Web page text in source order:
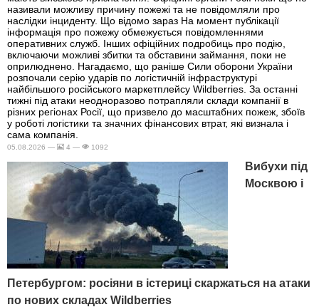
називали можливу причину пожежі та не повідомляли про
наслідки інциденту. Що відомо зараз На момент публікації
інформація про пожежу обмежується повідомленнями
оперативних служб. Інших офіційних подробиць про подію,
включаючи можливі збитки та обставини займання, поки не
оприлюднено. Нагадаємо, що раніше Сили оборони України
розпочали серію ударів по логістичній інфраструктурі
найбільшого російського маркетплейсу Wildberries. За останні
тижні під атаки неодноразово потрапляли склади компанії в
різних регіонах Росії, що призвело до масштабних пожеж, збоїв
у роботі логістики та значних фінансових втрат, які визнала і
сама компанія.
05.08.2026 — 4 — 1092
Вибухи під
Москвою і
Петербургом: росіяни в істериці скаржаться на атаки
по нових складах Wildberries